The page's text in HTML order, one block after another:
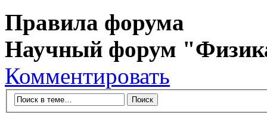
Правила форума
Научный форум
Комментировать